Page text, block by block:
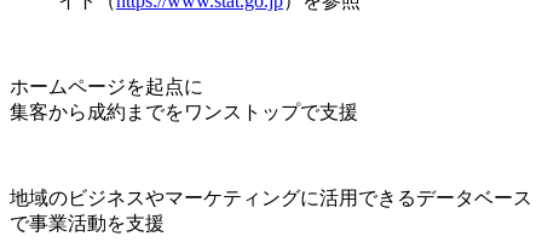
ホームページを起点に
集客から成約までをワンストップで支援
地域のビジネスやマーケティングに活用できるデータベース
で事業活動を支援